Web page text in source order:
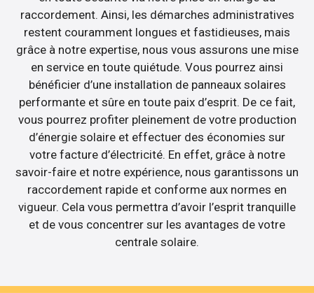
raccordement. Ainsi, les démarches administratives
restent couramment longues et fastidieuses, mais
grâce à notre expertise, nous vous assurons une mise
en service en toute quiétude. Vous pourrez ainsi
bénéficier d’une installation de panneaux solaires
performante et sûre en toute paix d’esprit. De ce fait,
vous pourrez profiter pleinement de votre production
d’énergie solaire et effectuer des économies sur
votre facture d’électricité. En effet, grâce à notre
savoir-faire et notre expérience, nous garantissons un
raccordement rapide et conforme aux normes en
vigueur. Cela vous permettra d’avoir l’esprit tranquille
et de vous concentrer sur les avantages de votre
centrale solaire.